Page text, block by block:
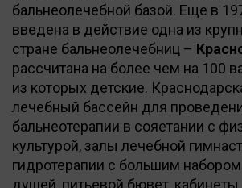
бальнеолечебной базой. Еще в
введена в действие одна из
стране бальнеолечебниц –
рассчитана на более чем на 100
из которых детские.
лечебный бассейн для
бальнеотерапии в сояетании с
культурой, залы лечебной
гидротерапии с большим
душей, питьевой бювет,